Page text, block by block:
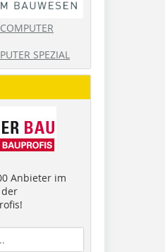
SPEZIAL
Anbieter im
der